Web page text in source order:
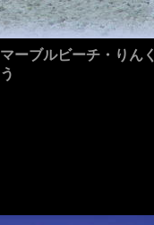
マーブルビーチ・りんく
う